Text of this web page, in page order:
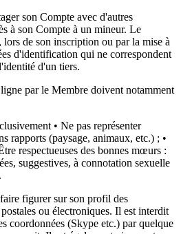
son Compte avec d'autres
à son Compte à un mineur. Le
de son inscription ou par la mise à
d'identification qui ne correspondent
d'un tiers.
par le Membre doivent notamment
• Ne pas représenter
rapports (paysage, animaux, etc.) ; •
respectueuses des bonnes mœurs :
suggestives, à connotation sexuelle
figurer sur son profil des
ou électroniques. Il est interdit
coordonnées (Skype etc.) par quelque